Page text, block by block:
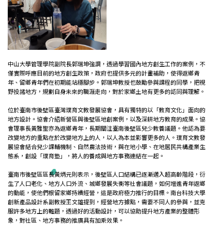
中山大學管理學院副院長郭瑞坤強調，透過學習國內地方創生工作的案例，不
僅實際呼應目前的地方創生政策，政府也提供多元的計畫補助，使得返鄉青
年、留鄉青年們在初期能站穩腳步。郭瑞坤教授也鼓勵參與課程的同學，把視
野投諸地方，規劃自身未來的職涯走向，對於家鄉土地有更多的認同與理解。
位於臺南市後壁區臺灣璞育文教發展協會，具有獨特的以「教育文化」面向的
地方設計。協會介紹新營區與後壁區地創案例，以及深耕地方教育的成果。協
會理事長黃雅聖亦為返鄉青年，長期關注臺南後壁區兒少教養議題。他認為要
改變地方的重點在於改變地方上的人，以人為本並影響更多的人。璞育文教發
展協會結合兒少課輔機制、自然農法技術，與在地小學、在地居民共構產業生
態系，創設「璞育塾」，將人的養成與地方事務連結在一起。
臺南市後壁區區長黃炳元則表示，後壁區人口結構已逐漸邁入超高齡階段，衍
生了人口老化、地方人口外流、城鄉發展失衡等社會議題，如何增進青年返鄉
的動能，使他們根留家鄉持續經營，這是政府極力推行的目標。南台科技大學
創新產品設計系副教授王文雄提到，經營地方據點，需要不同人的參與，並克
服許多地方上的難題，透過好的活動設計，可以協助提升地方產業的整體形
象，對社區、地方事務的推廣具有加乘效果。